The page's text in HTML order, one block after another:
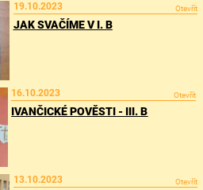
19.10.2023 Otevřít
JAK SVAČÍME V I. B
16.10.2023 Otevřít
IVANČICKÉ POVĚSTI - III. B
13.10.2023 Otevřít